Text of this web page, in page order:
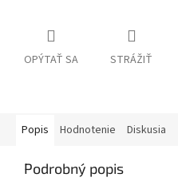
OPÝTAŤ SA STRÁŽIŤ
Popis Hodnotenie Diskusia
Podrobný popis